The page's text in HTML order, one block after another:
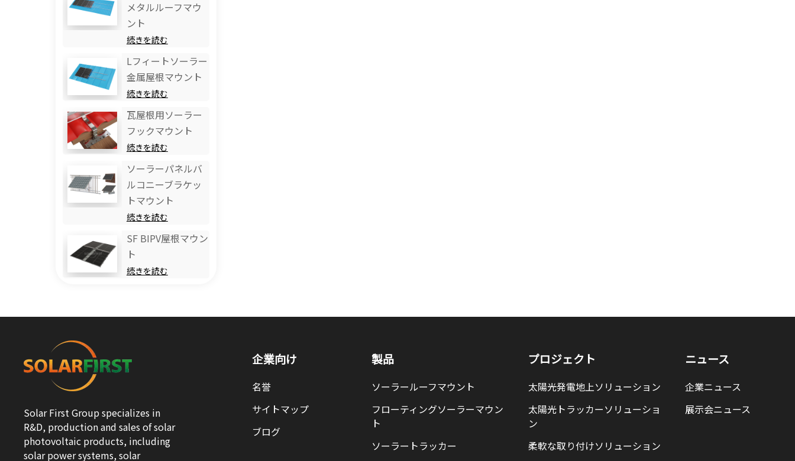
メタルルーフマウ
ント
続きを読む
Lフィートソーラー
金属屋根マウント
続きを読む
瓦屋根用ソーラー
フックマウント
続きを読む
ソーラーパネルバ
ルコニーブラケッ
トマウント
続きを読む
SF BIPV屋根マウン
ト
続きを読む
Solar First Group specializes in
R&D, production and sales of solar
photovoltaic products, including
solar power systems, solar
企業向け
名誉
サイトマップ
ブログ
製品
ソーラールーフマウント
フローティングソーラーマウン
ト
ソーラートラッカー
プロジェクト
太陽光発電地上ソリューション
太陽光トラッカーソリューショ
ン
柔軟な取り付けソリューション
ニュース
企業ニュース
展示会ニュース